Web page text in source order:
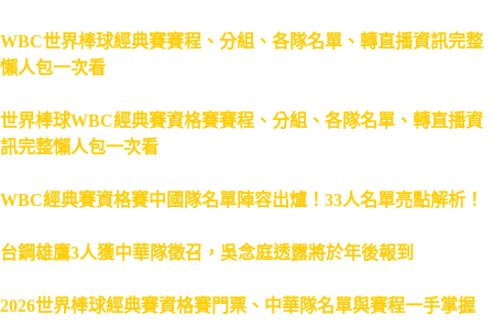
WBC世界棒球經典賽賽程、分組、各隊名單、轉直播資訊完整
懶人包一次看
世界棒球WBC經典賽資格賽賽程、分組、各隊名單、轉直播資
訊完整懶人包一次看
WBC經典賽資格賽中國隊名單陣容出爐！33人名單亮點解析！
台鋼雄鷹3人獲中華隊徵召，吳念庭透露將於年後報到
2026世界棒球經典賽資格賽門票、中華隊名單與賽程一手掌握